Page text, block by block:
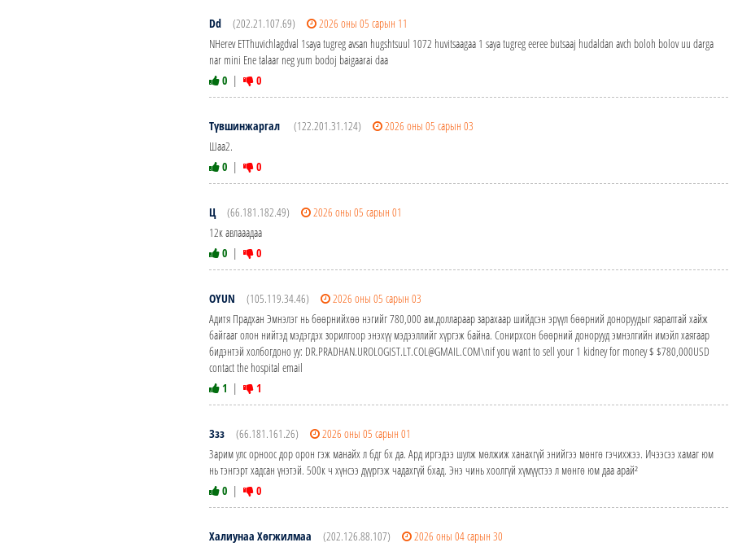
Dd (202.21.107.69)
2026 оны 05 сарын 11
NHerev ETThuvichlagdval 1saya tugreg avsan hugshtsuul 1072 huvitsaagaa 1 saya tugreg eeree butsaaj hudaldan avch boloh bolov uu darga
nar mini Ene talaar neg yum bodoj baigaarai daa
0 | 0
Түвшинжаргал (122.201.31.124)
2026 оны 05 сарын 03
Шаа2.
0 | 0
Ц (66.181.182.49)
2026 оны 05 сарын 01
12к авлааадаа
0 | 0
OYUN (105.119.34.46)
2026 оны 05 сарын 03
Адитя Прадхан Эмнэлэг нь бөөрнийхөө нэгийг 780,000 ам.доллараар зарахаар шийдсэн эрүүл бөөрний доноруудыг яаралтай хайж
байгааг олон нийтэд мэдэгдэх зорилгоор энэхүү мэдээллийг хүргэж байна. Сонирхсон бөөрний донорууд эмнэлгийн имэйл хаягаар
бидэнтэй холбогдоно уу: DR.PRADHAN.UROLOGIST.LT.COL@GMAIL.COM\nif you want to sell your 1 kidney for money $ $780,000USD
contact the hospital email
1 | 1
Ззз (66.181.161.26)
2026 оны 05 сарын 01
Зарим улс орноос дор орон гэж манайх л бдг бх да. Ард иргэдээ шулж мөлжиж ханахгүй энийгээ мөнгө гэчихжээ. Ичээсээ хамаг юм
нь тэнгэрт хадсан үнэтэй. 500к ч хүнсээ дүүргэж чадахгүй бхад. Энэ чинь хоолгүй хүмүүстээ л мөнгө юм даа арай²
0 | 0
Халиунаа Хөгжилмаа (202.126.88.107)
2026 оны 04 сарын 30